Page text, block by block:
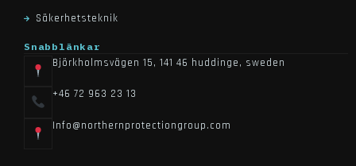
säkerhetsteknik
snabblänkar
björkholmsvägen 15, 141 46 huddinge, sweden
+46 72 963 23 13
info@northernprotectiongroup.com